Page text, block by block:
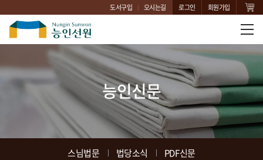
도서구입 오시는길 로그인 회원가입
능인신문
스님법문 법당소식 PDF신문